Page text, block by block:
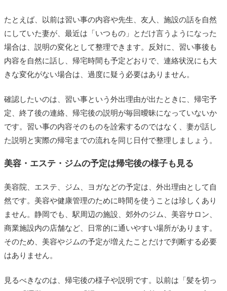
たとえば、以前は習い事の内容や先生、友人、施設の話を自然
にしていた妻が、最近は「いつもの」とだけ言うようになった
場合は、説明の変化として整理できます。反対に、習い事後も
内容を自然に話し、帰宅時間も予定どおりで、連絡状況にも大
きな変化がない場合は、過度に疑う必要はありません。
確認したいのは、習い事という外出理由が出たときに、帰宅予
定、終了後の連絡、帰宅後の説明が毎回曖昧になっていないか
です。習い事の内容そのものを詮索するのではなく、妻が話し
た説明と実際の帰宅までの流れを同じ日付で整理しましょう。
美容・エステ・ジムの予定は帰宅後の様子も見る
美容院、エステ、ジム、ヨガなどの予定は、外出理由として自
然です。美容や健康管理のために時間を使うことは珍しくあり
ません。静岡でも、駅周辺の施設、郊外のジム、美容サロン、
商業施設内の店舗など、日常的に通いやすい場所があります。
そのため、美容やジムの予定が増えたことだけで判断する必要
はありません。
見るべきなのは、帰宅後の様子や説明です。以前は「髪を切っ